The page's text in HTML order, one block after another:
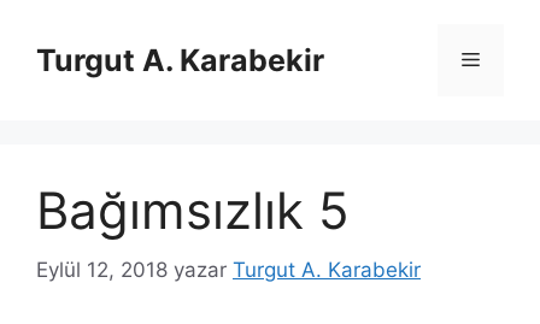
Turgut A. Karabekir Menü
Bağımsızlık 5
Eylül 12, 2018 yazar Turgut A. Karabekir